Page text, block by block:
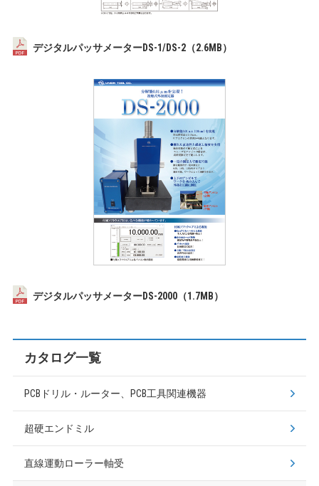
デジタルパッサメーターDS-1/DS-2（2.6MB）
デジタルパッサメーターDS-2000（1.7MB）
カタログ一覧
PCBドリル・ルーター、PCB工具関連機器
超硬エンドミル
直線運動ローラー軸受